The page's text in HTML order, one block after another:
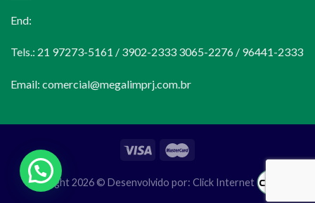
End:
Tels.: 21 97273-5161 / 3902-2333 3065-2276 / 96441-2333
Email: comercial@megalimprj.com.br
Copyright 2026 © Desenvolvido por: Click Internet